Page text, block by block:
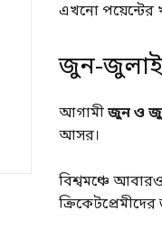
এখনো পয়েন্টের
জুন-
আগামীজুন ও
আসর।
বিশ্বমঞ্চে